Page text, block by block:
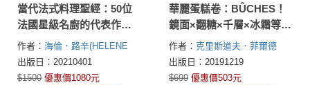
當代法式料理聖經：50位
法國星級名廚的代表作，
食譜X創意發想X設計概念
作者： 海倫．路辛(HELENE
LUZIN)
出版日：20210401
$1500 優惠價1080元
華麗蛋糕卷：BÛCHES！
鏡面×翻糖×千層×冰霜等經
典法式技法Ｘ45道星級蛋
糕卷配方
作者： 克里斯道夫．菲爾德
(Christophe Felder)
賽克(Camille Lesecq)
出版日：20191219
$699 優惠價503元